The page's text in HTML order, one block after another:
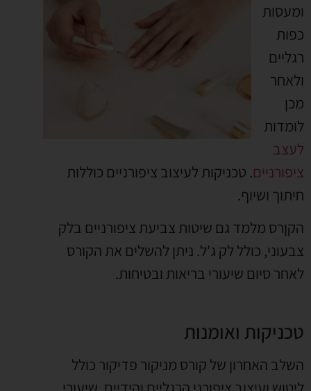
ומעסות
כפות
רגליים
ולאחר
מכן
לומדות
לעצב
ציפורניים. טכניקות לעיצוב ציפורניים כוללות
חיתוך ושיוף.
הקןרס מלמד גם שיטות צביעת ציפורניים בלק
צבעוני, כולל לק ג'ל. ניתן להשלים את הקורס
לאחר סיום שיעורי בריאות ובטיחות.
טכניקות ואומנות
השלב האחרון של קורס מניקור פדיקור כולל